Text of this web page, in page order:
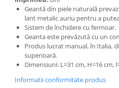
Geantă din piele naturală
lant metalic auriu pentru a
Sistem de închidere cu fermoar.
Geanta este prevăzută cu un
Produs lucrat manual, în Italia,
superioară.
Dimensiuni: L=31 cm, H=16 cm,
Informatii conformitate produs